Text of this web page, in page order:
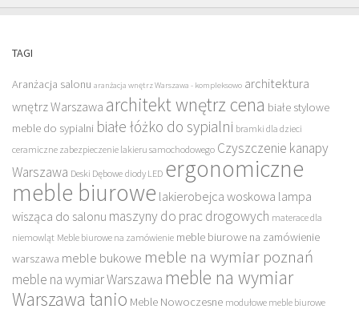
TAGI
Aranżacja salonu aranżacja wnętrz Warszawa - kompleksowo architektura
wnętrz Warszawa architekt wnętrz cena białe stylowe
meble do sypialni białe łóżko do sypialni bramki dla dzieci
ceramiczne zabezpieczenie lakieru samochodowego Czyszczenie kanapy
Warszawa Deski Dębowe diody LED ergonomiczne
meble biurowe lakierobejca woskowa lampa
wisząca do salonu maszyny do prac drogowych materace dla
niemowląt Meble biurowe na zamówienie meble biurowe na zamówienie
warszawa meble bukowe meble na wymiar poznań
meble na wymiar Warszawa meble na wymiar
Warszawa tanio Meble Nowoczesne modułowe meble biurowe